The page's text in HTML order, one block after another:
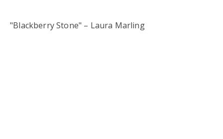
"Blackberry Stone" – Laura Marling